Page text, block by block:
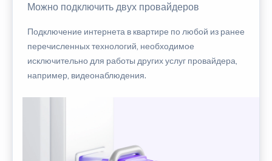
Можно подключить двух провайдеров
Подключение интернета в квартире по любой из ранее
перечисленных технологий, необходимое
исключительно для работы других услуг провайдера,
например, видеонаблюдения.